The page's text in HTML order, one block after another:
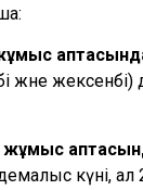
жұмыс
және
жұмыс
күні,